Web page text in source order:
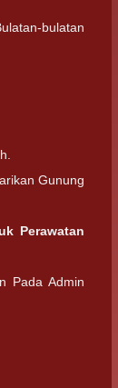
bulatan
Gunung
Perawatan
Pada Admin